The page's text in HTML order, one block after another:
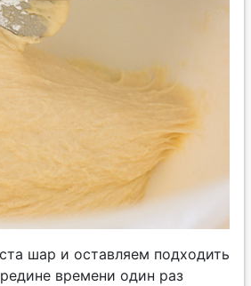
шар и оставляем подходить
времени один раз